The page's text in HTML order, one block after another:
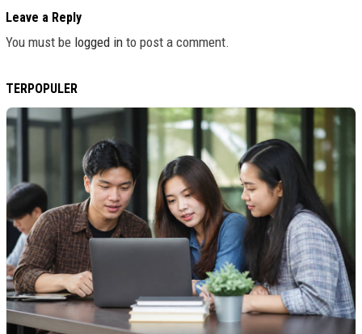
Leave a Reply
You must be logged in to post a comment.
TERPOPULER